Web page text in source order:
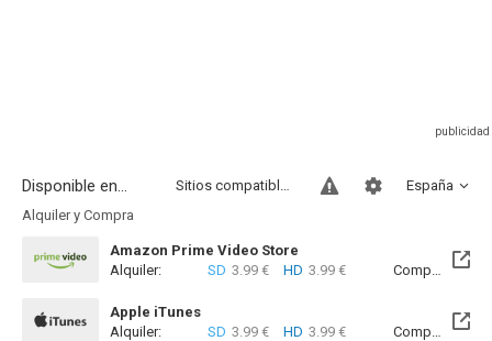
Disponible en... España
Sitios compatibles
Alquiler y Compra
Amazon Prime Video Store
Alquiler:
SD 3.99 € HD 3.99 € Compra: SD
Apple iTunes
Alquiler:
SD 3.99 € HD 3.99 € Compra: SD